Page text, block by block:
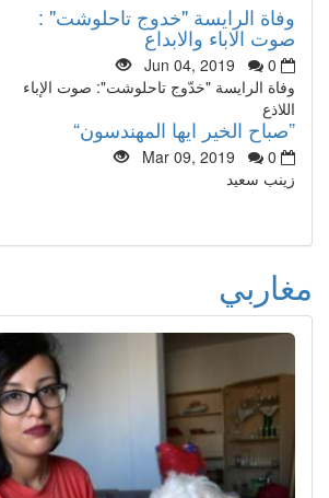
وفاة الرايسة "خدوج تاحلوشت" :
صوت الاباء والابداع
Jun 04, 2019
0
وفاة الرايسة "خدّوج تاحلوشت": صوت الإباء
اللاذع
”صباح الخير ايها المهندسون“
Mar 09, 2019
0
زينب سعيد
مغاربي